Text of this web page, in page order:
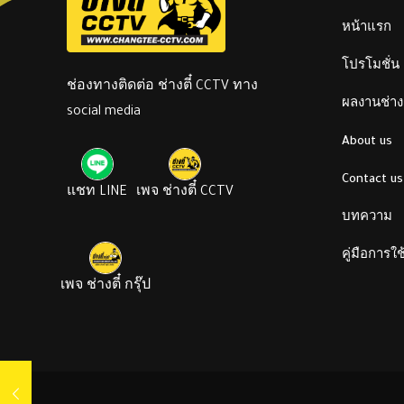
ช่องทางติดต่อ ช่างตี๋ CCTV ทาง
social media
แชท LINE เพจ ช่างตี๋ CCTV
เพจ ช่างตี๋ กรุ๊ป
หน้าแรก
โปรโมชั่น
ผลงานช่า
About us
Contact us
บทความ
คู่มือการใ